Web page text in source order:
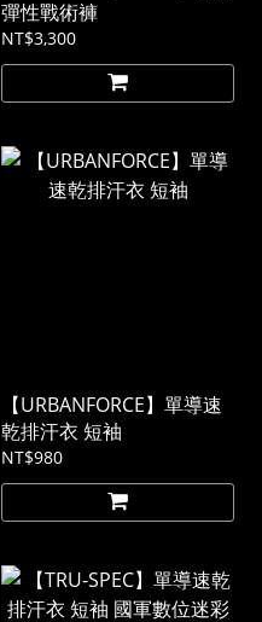
彈性戰術褲
NT$3,300
【URBANFORCE】單導速
乾排汗衣 短袖
NT$980